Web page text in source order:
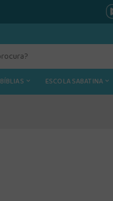
BÍBLIAS ESCOLA SABATINA